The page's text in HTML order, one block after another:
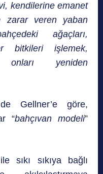
kendilerine emanet
zarar veren yaban
ağaçları,
bitkileri işlemek,
onları yeniden
Gellner’e göre,
“bahçıvan modeli”
sıkı sıkıya bağlı